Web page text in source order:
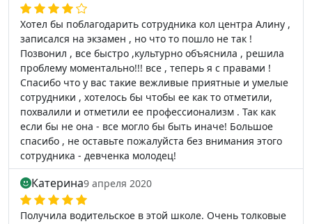
Хотел бы поблагодарить сотрудника кол центра Алину ,
записался на экзамен , но что то пошло не так !
Позвонил , все быстро ,культурно объяснила , решила
проблему моментально!!! все , теперь я с правами !
Спасибо что у вас такие вежливые приятные и умелые
сотрудники , хотелось бы чтобы ее как то отметили,
похвалили и отметили ее профессионализм . Так как
если бы не она - все могло бы быть иначе! Большое
спасибо , не оставьте пожалуйста без внимания этого
сотрудника - девченка молодец!
Катерина9 апреля 2020
Получила водительское в этой школе. Очень толковые